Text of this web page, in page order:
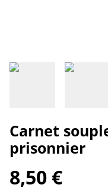
Carnet
prisonnier
8,50 €